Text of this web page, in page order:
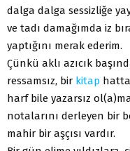
dalga dalga sessizliğe
ve tadı damağımda iz
yaptığını merak ederim.
Çünkü aklı azıcık
ressamsız, bir kitap
harf bile yazarsız
notalarını derleyen bir
mahir bir aşçısı vardır.